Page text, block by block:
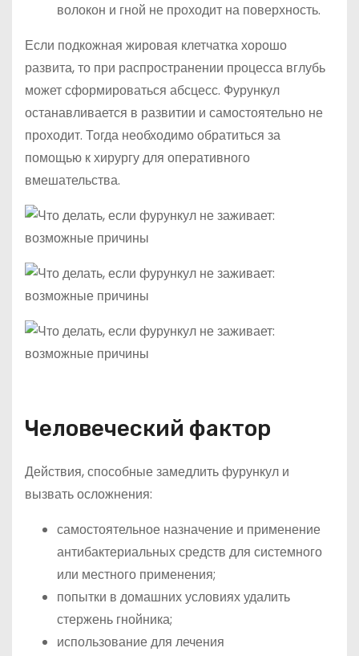
волокон и гной не проходит на поверхность.
Если подкожная жировая клетчатка хорошо
развита, то при распространении процесса вглубь
может сформироваться абсцесс. Фурункул
останавливается в развитии и самостоятельно не
проходит. Тогда необходимо обратиться за
помощью к хирургу для оперативного
вмешательства.
Человеческий фактор
Действия, способные замедлить фурункул и
вызвать осложнения:
самостоятельное назначение и применение
антибактериальных средств для системного
или местного применения;
попытки в домашних условиях удалить
стержень гнойника;
использование для лечения